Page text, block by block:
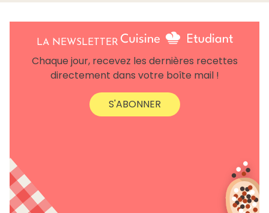
LA NEWSLETTER
Chaque jour, recevez les dernières recettes
directement dans votre boîte mail !
S'ABONNER